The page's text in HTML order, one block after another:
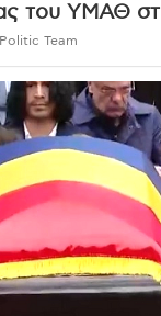
του ΥΜΑΘ
Politic Team